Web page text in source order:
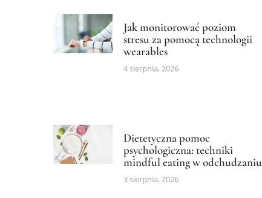
Jak monitorować poziom
stresu za pomocą technologii
wearables
4 sierpnia, 2026
Dietetyczna pomoc
psychologiczna: techniki
mindful eating w odchudzaniu
3 sierpnia, 2026